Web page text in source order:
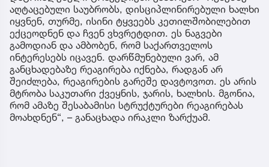
აღტაცებული საუბრობს, დისციპლინირებული ხალხი
იყვნენ, თურმე, ისინი ტყვეებს კეთილშობილებით
ექცეოდნენ და ჩვენ ვხვრეტდით. ეს ნაგვები
გამოდიან და ამბობენ, რომ საქართველოს
ინტერესებს იცავენ. დარწმუნებული ვარ, ამ
განცხადებაზე რეაგირება იქნება, რადგან არ
შეიძლება, რეაგირების გარეშე დავტოვოთ. ეს არის
მტრობა საკუთარი ქვეყნის, ჯარის, ხალხის. მგონია,
რომ ამაზე შესაბამისი სტრუქტურები რეაგირებას
მოახდნენ“, – განაცხადა ირაკლი ზარქუამ.